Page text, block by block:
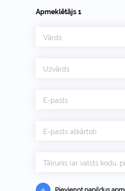
Apmeklētājs1
Vārds
Uzvārds
E-pasts
E-pasts atkārtoti
Tālrunis (ar valsts kodu,